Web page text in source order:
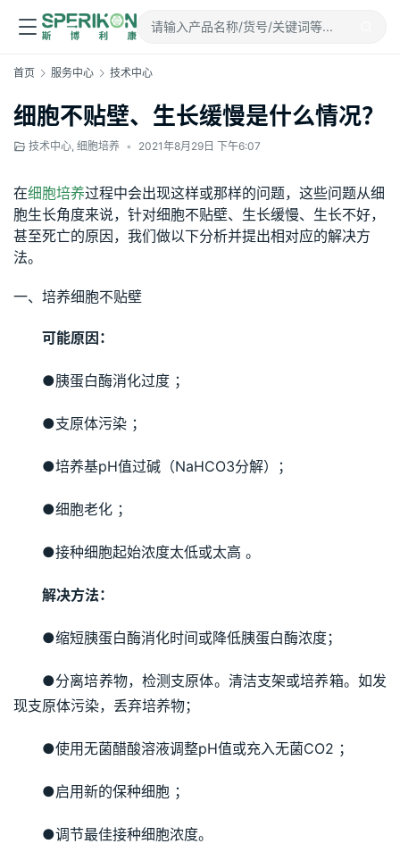
首页 服务中心 技术中心
细胞不贴壁、生长缓慢是什么情况？
技术中心, 细胞培养 • 2021年8月29日 下午6:07
在细胞培养过程中会出现这样或那样的问题，这些问题从细
胞生长角度来说，针对细胞不贴壁、生长缓慢、生长不好，
甚至死亡的原因，我们做以下分析并提出相对应的解决方
法。
一、培养细胞不贴壁
可能原因：
●胰蛋白酶消化过度 ；
●支原体污染 ；
●培养基pH值过碱（NaHCO3分解）；
●细胞老化 ；
●接种细胞起始浓度太低或太高 。
解决方法：
●缩短胰蛋白酶消化时间或降低胰蛋白酶浓度；
●分离培养物，检测支原体。清洁支架或培养箱。如发
现支原体污染，丢弃培养物；
●使用无菌醋酸溶液调整pH值或充入无菌CO2 ；
●启用新的保种细胞 ；
●调节最佳接种细胞浓度。